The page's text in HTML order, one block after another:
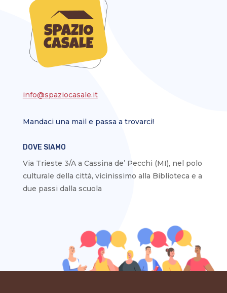
info@spaziocasale.it
Mandaci una mail e passa a trovarci!
DOVE SIAMO
Via Trieste 3/A a Cassina de’ Pecchi (MI), nel polo
culturale della città, vicinissimo alla Biblioteca e a
due passi dalla scuola